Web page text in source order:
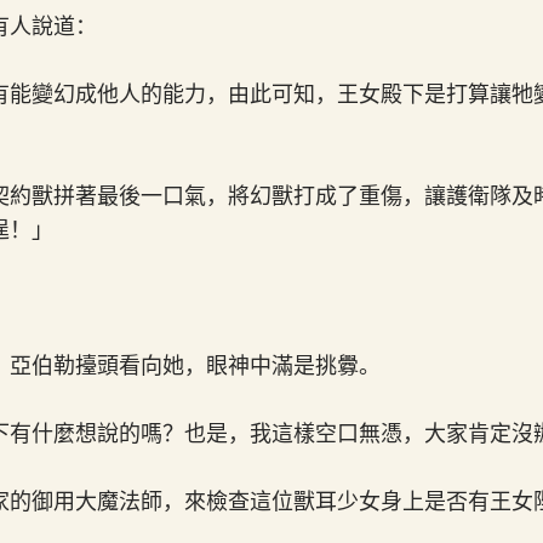
說道：
變幻成他人的能力，由此可知，王女殿下是打算讓
獸拼著最後一口氣，將幻獸打成了重傷，讓護衛隊
」
伯勒擡頭看向她，眼神中滿是挑釁。
什麼想說的嗎？也是，我這樣空口無憑，大家肯定沒
御用大魔法師，來檢查這位獸耳少女身上是否有王